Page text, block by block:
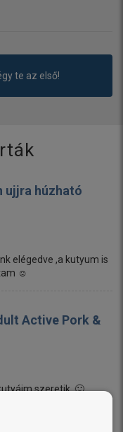
te az első!
ujjra húzható
elégedve ,a kutyum is
☺️
Active Pork &
szeretik. 🙂